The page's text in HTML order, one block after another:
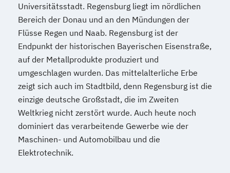
Universitätsstadt. Regensburg liegt im nördlichen
Bereich der Donau und an den Mündungen der
Flüsse Regen und Naab. Regensburg ist der
Endpunkt der historischen Bayerischen Eisenstraße,
auf der Metallprodukte produziert und
umgeschlagen wurden. Das mittelalterliche Erbe
zeigt sich auch im Stadtbild, denn Regensburg ist die
einzige deutsche Großstadt, die im Zweiten
Weltkrieg nicht zerstört wurde. Auch heute noch
dominiert das verarbeitende Gewerbe wie der
Maschinen- und Automobilbau und die
Elektrotechnik.